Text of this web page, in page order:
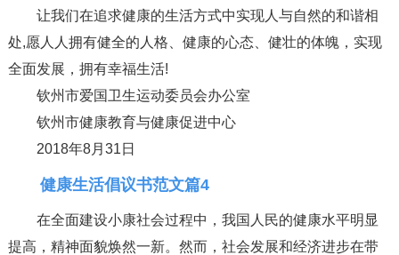
让我们在追求健康的生活方式中实现人与自然的和谐相
处,愿人人拥有健全的人格、健康的心态、健壮的体魄，实现
全面发展，拥有幸福生活!
钦州市爱国卫生运动委员会办公室
钦州市健康教育与健康促进中心
2018年8月31日
健康生活倡议书范文篇4
在全面建设小康社会过程中，我国人民的健康水平明显
提高，精神面貌焕然一新。然而，社会发展和经济进步在带